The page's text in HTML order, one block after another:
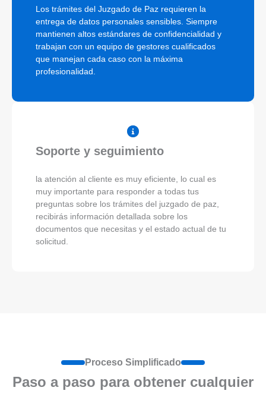
Los trámites del Juzgado de Paz requieren la
entrega de datos personales sensibles. Siempre
mantienen altos estándares de confidencialidad y
trabajan con un equipo de gestores cualificados
que manejan cada caso con la máxima
profesionalidad.
Soporte y seguimiento
la atención al cliente es muy eficiente, lo cual es
muy importante para responder a todas tus
preguntas sobre los trámites del juzgado de paz,
recibirás información detallada sobre los
documentos que necesitas y el estado actual de tu
solicitud.
Proceso Simplificado
Paso a paso para obtener cualquier